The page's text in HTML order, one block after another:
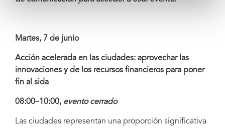
Martes, 7 de junio
Acción acelerada en las ciudades: aprovechar las
innovaciones y de los recursos financieros para poner
fin al sida
08:00–10:00, evento cerrado
Las ciudades representan una proporción significativa